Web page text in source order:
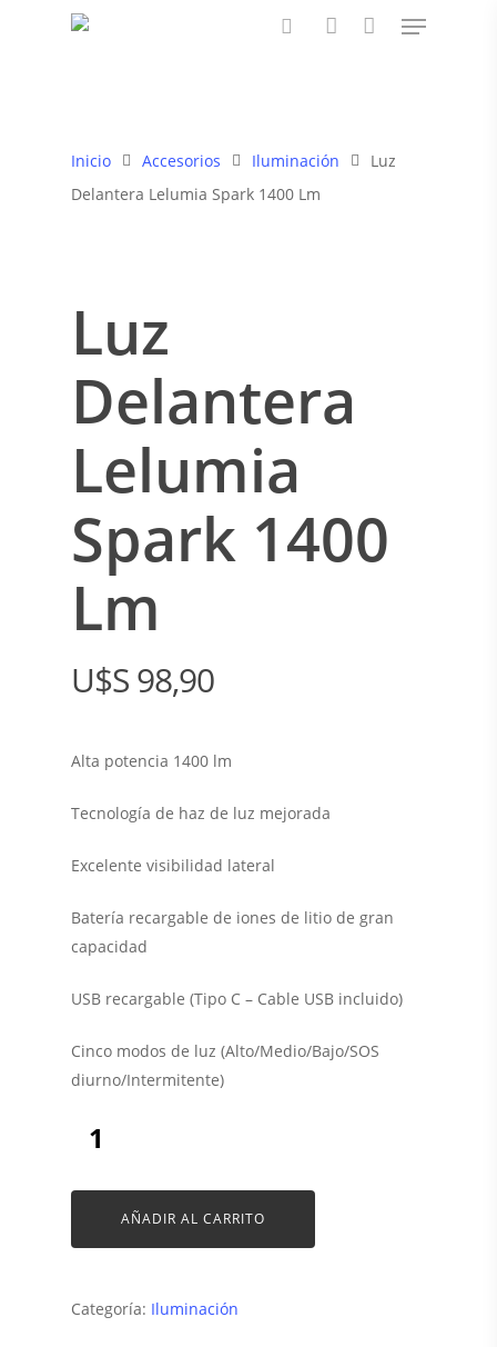
Inicio Accesorios Iluminación
Luz
Delantera Lelumia Spark 1400 Lm
Luz
Delantera
Lelumia
Spark 1400
Lm
$ 98,90
Alta potencia 1400 lm
Tecnología de haz de luz mejorada
Excelente visibilidad lateral
Batería recargable de iones de litio de gran
capacidad
USB recargable (Tipo C – Cable USB incluido)
Cinco modos de luz (Alto/Medio/Bajo/SOS
diurno/Intermitente)
AÑADIR AL CARRITO
Categoría: Iluminación